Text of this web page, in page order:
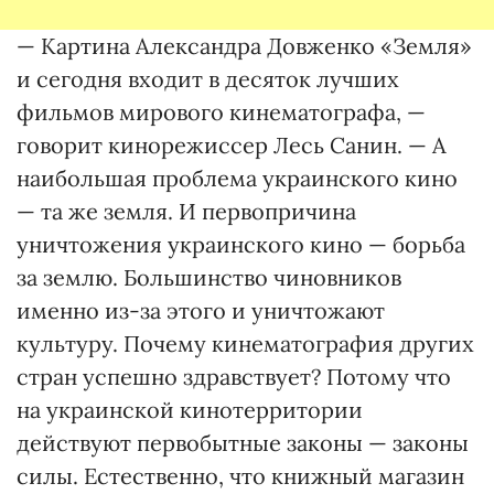
— Картина Александра Довженко «Земля»
и сегодня входит в десяток лучших
фильмов мирового кинематографа, —
говорит кинорежиссер Лесь Санин. — А
наибольшая проблема украинского кино
— та же земля. И первопричина
уничтожения украинского кино — борьба
за землю. Большинство чиновников
именно из-за этого и уничтожают
культуру. Почему кинематография других
стран успешно здравствует? Потому что
на украинской кинотерритории
действуют первобытные законы — законы
силы. Естественно, что книжный магазин